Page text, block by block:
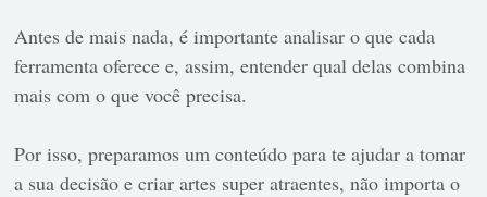
Antes de mais nada, é importante analisar o que cada
ferramenta oferece e, assim, entender qual delas combina
mais com o que você precisa.
Por isso, preparamos um conteúdo para te ajudar a tomar
a sua decisão e criar artes super atraentes, não importa o